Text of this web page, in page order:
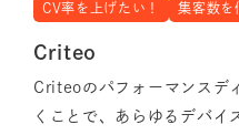
CV率を上げたい！
集客数を
Criteo
Criteoのパフォーマンスデ
くことで、あらゆるデバイ